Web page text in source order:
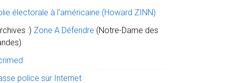
électorale à l’américaine (Howard ZINN)
:) Zone A Défendre (Notre-Dame des
police sur Internet